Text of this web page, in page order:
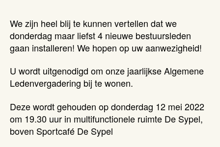
We zijn heel blij te kunnen vertellen dat we
donderdag maar liefst 4 nieuwe bestuursleden
gaan installeren! We hopen op uw aanwezigheid!
U wordt uitgenodigd om onze jaarlijkse Algemene
Ledenvergadering bij te wonen.
Deze wordt gehouden op donderdag 12 mei 2022
om 19.30 uur in multifunctionele ruimte De Sypel,
boven Sportcafé De Sypel